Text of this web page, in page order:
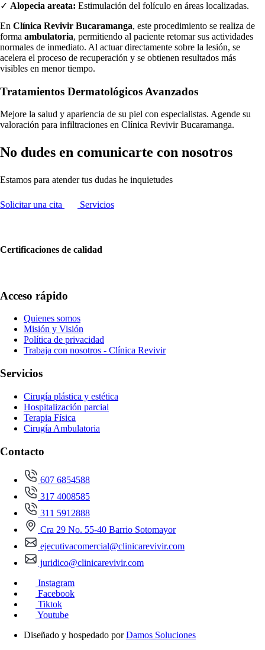
✓ Alopecia areata: Estimulación del folículo en áreas localizadas.
En Clínica Revivir Bucaramanga, este procedimiento se realiza de
forma ambulatoria, permitiendo al paciente retomar sus actividades
normales de inmediato. Al actuar directamente sobre la lesión, se
acelera el proceso de recuperación y se obtienen resultados más
visibles en menor tiempo.
Tratamientos Dermatológicos Avanzados
Mejore la salud y apariencia de su piel con especialistas. Agende su
valoración para infiltraciones en Clínica Revivir Bucaramanga.
No dudes en comunicarte con nosotros
Estamos para atender tus dudas he inquietudes
Solicitar una cita Servicios
Certificaciones de calidad
Acceso rápido
Quienes somos
Misión y Visión
Política de privacidad
Trabaja con nosotros - Clínica Revivir
Servicios
Cirugía plástica y estética
Hospitalización parcial
Terapia Física
Cirugía Ambulatoria
Contacto
607 6854588
317 4008585
311 5912888
Cra 29 No. 55-40 Barrio Sotomayor
ejecutivacomercial@clinicarevivir.com
juridico@clinicarevivir.com
Instagram
Facebook
Tiktok
Youtube
Diseñado y hospedado porDamos Soluciones